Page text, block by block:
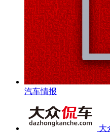
汽车情报
大